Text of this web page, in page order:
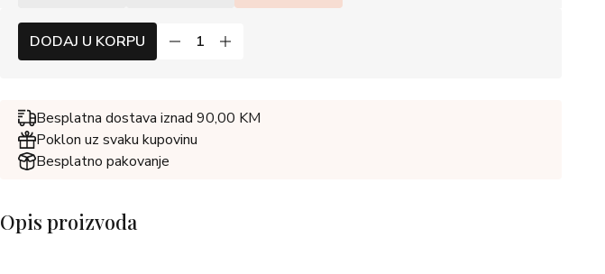
DODAJ U KORPU
Besplatna dostava iznad 90,00 KM
Poklon uz svaku kupovinu
Besplatno pakovanje
Opis proizvoda